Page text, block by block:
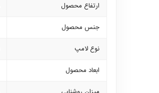
ارتفاع محصول
جنس محصول
نوع لامپ
ابعاد محصول